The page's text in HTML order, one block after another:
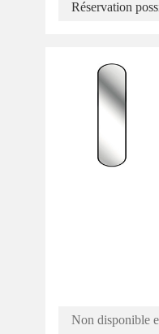
Réservation
Non disponible